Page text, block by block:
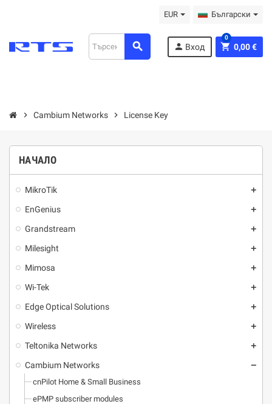
EUR Български
search person Вход shopping_cart 0,00 €
0
chevron_right Cambium Networks chevron_right License Key
НАЧАЛО
MikroTik add
EnGenius add
Grandstream add
Milesight add
Mimosa add
Wi-Tek add
Edge Optical Solutions add
Wireless add
Teltonika Networks add
Cambium Networks remove
cnPilot Home & Small Business
ePMP subscriber modules